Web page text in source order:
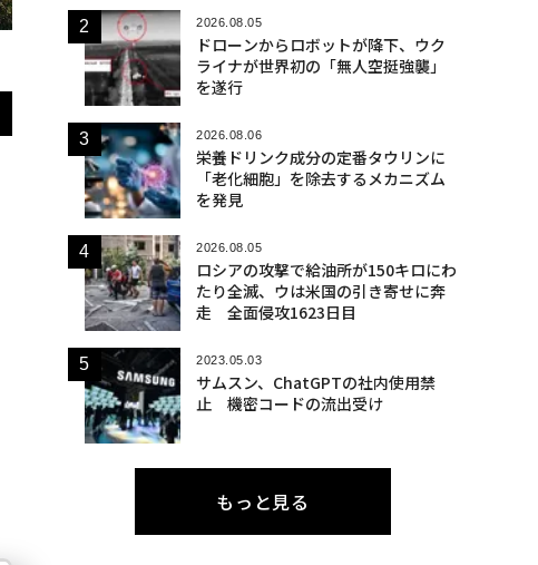
2026.08.05
ドローンからロボットが降下、ウク
ライナが世界初の「無人空挺強襲」
を遂行
2026.08.06
栄養ドリンク成分の定番タウリンに
「老化細胞」を除去するメカニズム
を発見
2026.08.05
ロシアの攻撃で給油所が150キロにわ
たり全滅、ウは米国の引き寄せに奔
走 全面侵攻1623日目
2023.05.03
サムスン、ChatGPTの社内使用禁
止 機密コードの流出受け
もっと見る